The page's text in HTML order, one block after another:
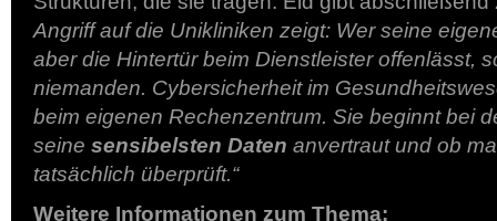
Angriff auf die Unikliniken zeigt: Wer seine
aber die Hintertür beim Dienstleister offenlässt,
niemanden. Cybersicherheit im
beim eigenen Rechenzentrum. Sie beginnt bei
seine sensibelsten Daten anvertraut und ob
tatsächlich überprüft.“
Weitere Informationen zum Thema: